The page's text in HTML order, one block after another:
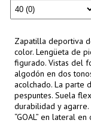
Zapatilla deportiva
color. Lengüeta de
figurado. Vistas del
algodón en dos
acolchado. La parte
pespuntes. Suela
durabilidad y
“GOAL” en lateral